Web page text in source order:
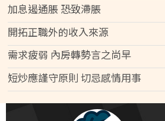
加息遏通脹 恐致滯脹
開拓正職外的收入來源
需求疲弱 內房轉勢言之尚早
短炒應謹守原則 切忌感情用事